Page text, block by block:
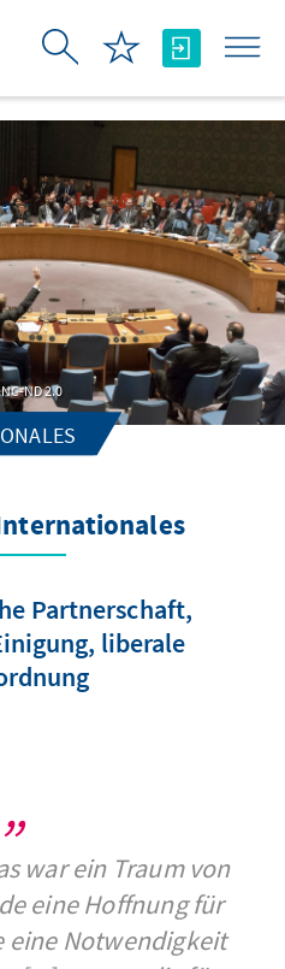
ND 2.0
Partnerschaft,
liberale
war ein Traum von
eine Hoffnung für
eine Notwendigkeit